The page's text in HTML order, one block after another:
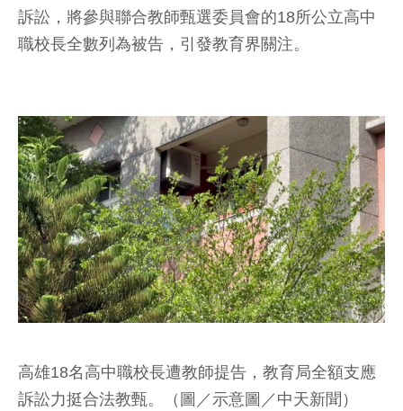
訴訟，將參與聯合教師甄選委員會的18所公立高中
職校長全數列為被告，引發教育界關注。
高雄18名高中職校長遭教師提告，教育局全額支應
訴訟力挺合法教甄。（圖／示意圖／中天新聞）